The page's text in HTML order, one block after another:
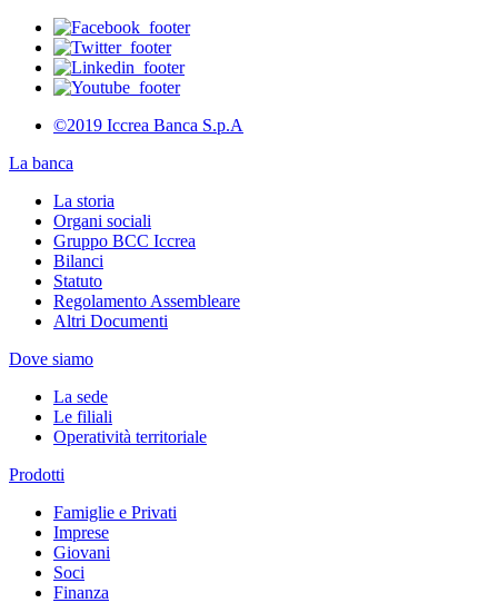
©2019 Iccrea Banca S.p.A
La banca
La storia
Organi sociali
Gruppo BCC Iccrea
Bilanci
Statuto
Regolamento Assembleare
Altri Documenti
Dove siamo
La sede
Le filiali
Operatività territoriale
Prodotti
Famiglie e Privati
Imprese
Giovani
Soci
Finanza